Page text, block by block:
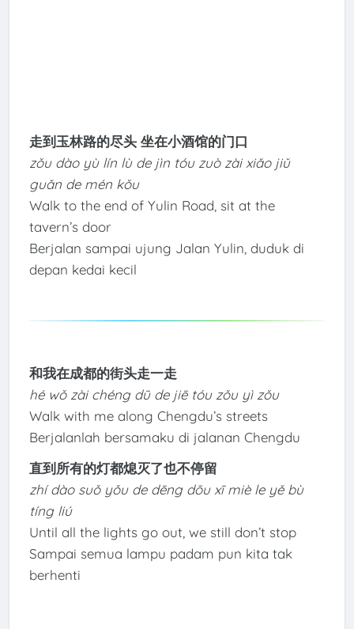
走到玉林路的尽头 坐在小酒馆的门口
zǒu dào yù lín lù de jìn tóu zuò zài xiǎo jiǔ
guǎn de mén kǒu
Walk to the end of Yulin Road, sit at the
tavern’s door
Berjalan sampai ujung Jalan Yulin, duduk di
depan kedai kecil
和我在成都的街头走一走
hé wǒ zài chéng dū de jiē tóu zǒu yì zǒu
Walk with me along Chengdu’s streets
Berjalanlah bersamaku di jalanan Chengdu
直到所有的灯都熄灭了也不停留
zhí dào suǒ yǒu de dēng dōu xī miè le yě bù
tíng liú
Until all the lights go out, we still don’t stop
Sampai semua lampu padam pun kita tak
berhenti